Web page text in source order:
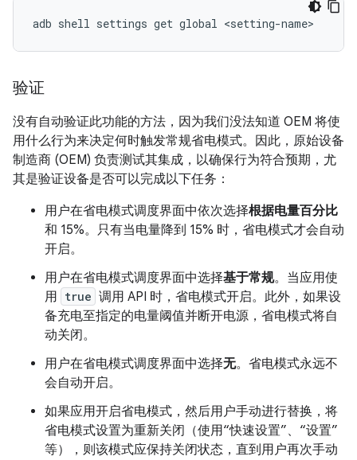
验证
没有自动验证此功能的方法，因为我们没法知道 OEM 将使
用什么行为来决定何时触发常规省电模式。因此，原始设备
制造商 (OEM) 负责测试其集成，以确保行为符合预期，尤
其是验证设备是否可以完成以下任务：
用户在省电模式调度界面中依次选择根据电量百分比
和 15%。只有当电量降到 15% 时，省电模式才会自动
开启。
用户在省电模式调度界面中选择基于常规。当应用使
用 true 调用 API 时，省电模式开启。此外，如果设
备充电至指定的电量阈值并断开电源，省电模式将自
动关闭。
用户在省电模式调度界面中选择无。省电模式永远不
会自动开启。
如果应用开启省电模式，然后用户手动进行替换，将
省电模式设置为重新关闭（使用“快速设置”、“设置”
等），则该模式应保持关闭状态，直到用户再次手动